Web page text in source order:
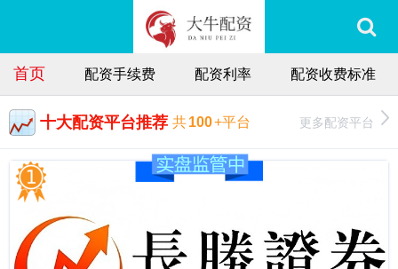
首页 配资手续费 配资利率 配资收费标准
十大配资平台推荐 共100+平台 更多配资平台